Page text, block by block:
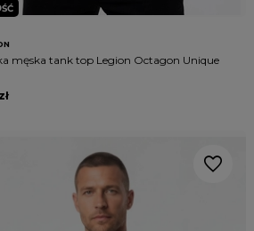
męska tank top Legion Octagon Unique